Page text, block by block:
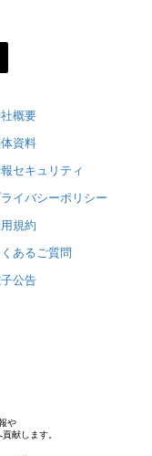
概要
資料
セキュリティ
イバシーポリシー
規約
あるご質問
公告
や
献します。